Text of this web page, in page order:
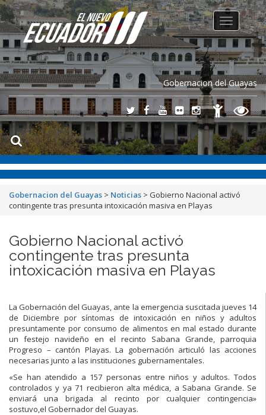
Gobernacion del Guayas
Toggle
navigation
Gobernacion del Guayas > Noticias > Gobierno Nacional activó
contingente tras presunta intoxicación masiva en Playas
Gobierno Nacional activó
contingente tras presunta
intoxicación masiva en Playas
La Gobernación del Guayas, ante la emergencia suscitada jueves 14
de Diciembre por síntomas de intoxicación en niños y adultos
presuntamente por consumo de alimentos en mal estado durante
un festejo navideño en el recinto Sabana Grande, parroquia
Progreso – cantón Playas. La gobernación articuló las acciones
necesarias junto a las instituciones gubernamentales.
«Se han atendido a 157 personas entre niños y adultos. Todos
controlados y ya 71 recibieron alta médica, a Sabana Grande. Se
enviará una brigada al recinto por cualquier contingencia»
sostuvo,el Gobernador del Guayas.